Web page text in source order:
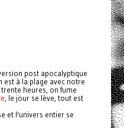
post apocalyptique
est à la plage avec notre
heures, on fume
, le jour se lève, tout est
et l'univers entier se